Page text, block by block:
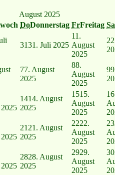
August 2025
DoDonnerstag FrFreitag Sa
3131. Juli 2025
11.
August
2025
2
77. August
2025
88.
August
2025
9
1414. August
2025
1515.
August
2025
16
21 21. August
2025
2222.
August
2025
23
2828. August
2025
2929.
August
2025
30